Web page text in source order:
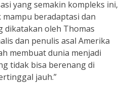
yang semakin kompleks ini,
beradaptasi dan
dikatakan oleh Thomas
dan penulis asal Amerika
membuat dunia menjadi
tidak bisa berenang di
jauh.”